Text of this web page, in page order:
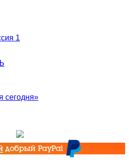
1
сегодня»